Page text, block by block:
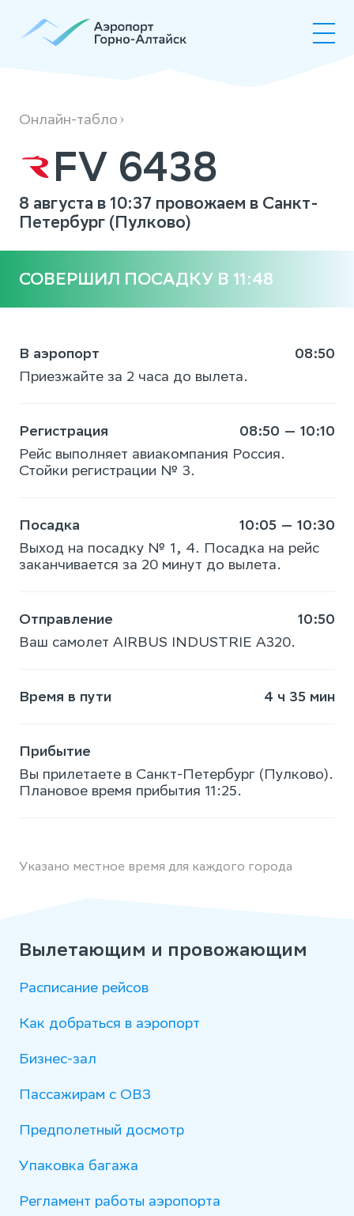
FV6438
Онлайн-табло
FV 6438
8 августа в 10:37 провожаем в Санкт-
Петербург (Пулково)
СОВЕРШИЛ ПОСАДКУ В 11:48
В аэропорт
08:50
Приезжайте за 2 часа до вылета.
Регистрация
08:50 — 10:10
Рейс выполняет авиакомпания Россия.
Стойки регистрации № 3.
Посадка
10:05 — 10:30
Выход на посадку № 1, 4. Посадка на рейс
заканчивается за 20 минут до вылета.
Отправление
10:50
Ваш самолет AIRBUS INDUSTRIE A320.
Время в пути 4 ч 35 мин
Прибытие
Вы прилетаете в Санкт-Петербург (Пулково).
Плановое время прибытия 11:25.
Указано местное время для каждого города
Вылетающим и провожающим
Расписание рейсов
Как добраться в аэропорт
Бизнес-зал
Пассажирам с ОВЗ
Предполетный досмотр
Упаковка багажа
Регламент работы аэропорта